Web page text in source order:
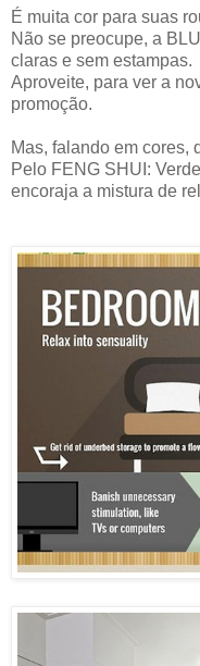
É muita cor para suas
Não se preocupe, a
claras e sem estampas.
Aproveite, para ver a
promoção.
Mas, falando em cores,
Pelo FENG SHUI:
encoraja a mistura de